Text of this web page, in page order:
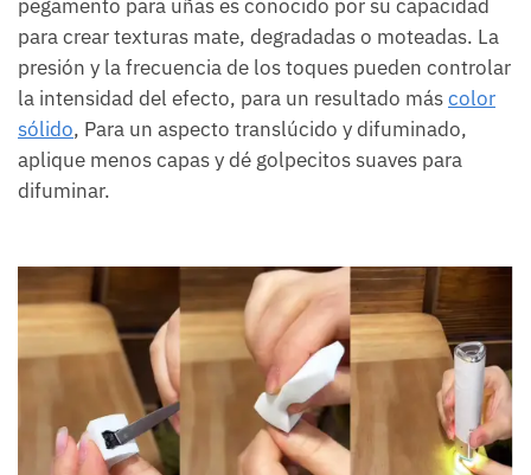
pegamento para uñas es conocido por su capacidad
para crear texturas mate, degradadas o moteadas. La
presión y la frecuencia de los toques pueden controlar
la intensidad del efecto, para un resultado máscolor
sólido, Para un aspecto translúcido y difuminado,
aplique menos capas y dé golpecitos suaves para
difuminar.